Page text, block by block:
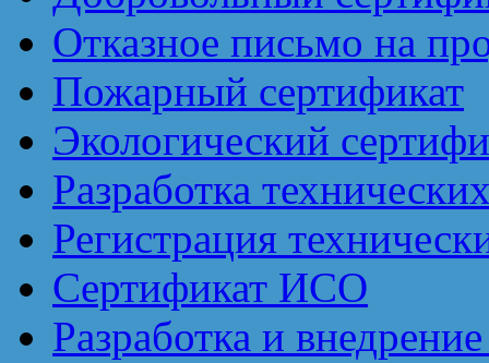
Отказное письмо на
Пожарный сертификат
Экологический
Разработка
Регистрация
Сертификат ИСО
Разработка и